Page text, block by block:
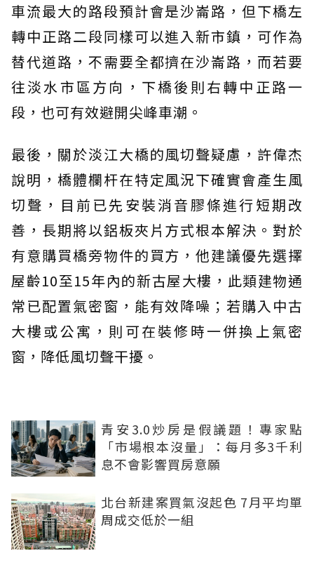
車流最大的路段預計會是沙崙路，但下橋左
轉中正路二段同樣可以進入新市鎮，可作為
替代道路，不需要全都擠在沙崙路，而若要
往淡水市區方向，下橋後則右轉中正路一
段，也可有效避開尖峰車潮。
最後，關於淡江大橋的風切聲疑慮，許偉杰
說明，橋體欄杆在特定風況下確實會產生風
切聲，目前已先安裝消音膠條進行短期改
善，長期將以鋁板夾片方式根本解決。對於
有意購買橋旁物件的買方，他建議優先選擇
屋齡10至15年內的新古屋大樓，此類建物通
常已配置氣密窗，能有效降噪；若購入中古
大樓或公寓，則可在裝修時一併換上氣密
窗，降低風切聲干擾。
青安3.0炒房是假議題！專家點
「市場根本沒量」：每月多3千利
息不會影響買房意願
北台新建案買氣沒起色 7月平均單
周成交低於一組